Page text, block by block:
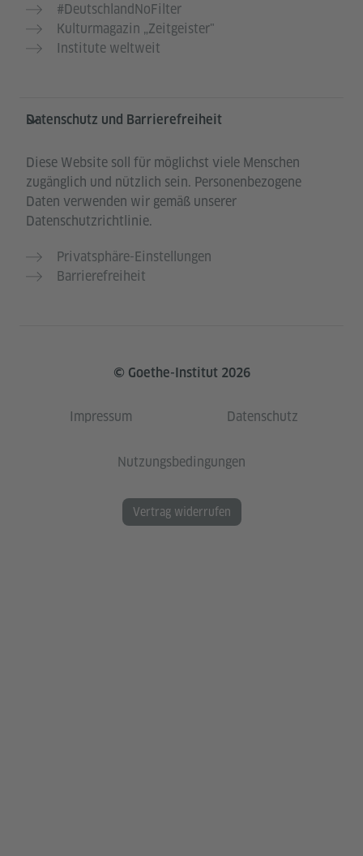
#DeutschlandNoFilter
Kulturmagazin „Zeitgeister"
Institute weltweit
Datenschutz und Barrierefreiheit
Diese Website soll für möglichst viele Menschen
zugänglich und nützlich sein. Personenbezogene
Daten verwenden wir gemäß unserer
Datenschutzrichtlinie.
Privatsphäre-Einstellungen
Barrierefreiheit
© Goethe-Institut 2026
Impressum Datenschutz
Nutzungsbedingungen
Vertrag widerrufen